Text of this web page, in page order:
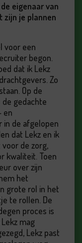
eigenaar van
zijn je plannen
voor een
begon.
dat ik Lekz
Zo
Op de
gedachte
en
in de afgelopen
dat Lekz en ik
de zorg,
kwaliteit. Toen
over zijn
het
grote rol in het
te rollen. De
proces is
mag
Lekz past